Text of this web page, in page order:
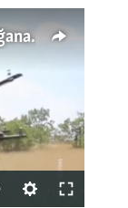
Türkiyənin dönüş nöqtəsi, ya Ərdoğana üçüncü şans: PKK ilə qəfil barışıq nə deməkdir?